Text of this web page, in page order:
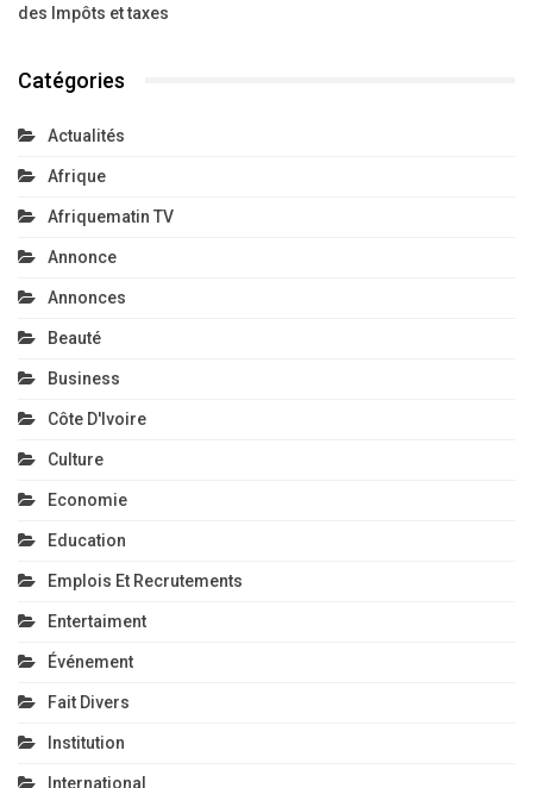
des Impôts et taxes
Catégories
Actualités
Afrique
Afriquematin TV
Annonce
Annonces
Beauté
Business
Côte D'Ivoire
Culture
Economie
Education
Emplois Et Recrutements
Entertaiment
Événement
Fait Divers
Institution
International